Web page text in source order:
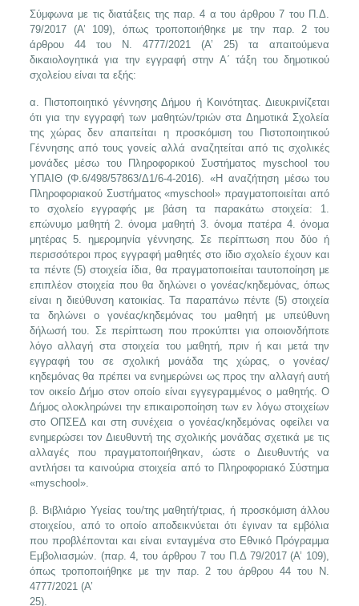
Σύμφωνα με τις διατάξεις της παρ. 4 α του άρθρου 7 του Π.Δ.
79/2017 (Α’ 109), όπως τροποποιήθηκε με την παρ. 2 του
άρθρου 44 του Ν. 4777/2021 (Α’ 25) τα απαιτούμενα
δικαιολογητικά για την εγγραφή στην Α΄ τάξη του δημοτικού
σχολείου είναι τα εξής:
α. Πιστοποιητικό γέννησης Δήμου ή Κοινότητας. Διευκρινίζεται
ότι για την εγγραφή των μαθητών/τριών στα Δημοτικά Σχολεία
της χώρας δεν απαιτείται η προσκόμιση του Πιστοποιητικού
Γέννησης από τους γονείς αλλά αναζητείται από τις σχολικές
μονάδες μέσω του Πληροφορικού Συστήματος myschool του
ΥΠΑΙΘ (Φ.6/498/57863/Δ1/6-4-2016). «Η αναζήτηση μέσω του
Πληροφοριακού Συστήματος «myschool» πραγματοποιείται από
το σχολείο εγγραφής με βάση τα παρακάτω στοιχεία: 1.
επώνυμο μαθητή 2. όνομα μαθητή 3. όνομα πατέρα 4. όνομα
μητέρας 5. ημερομηνία γέννησης. Σε περίπτωση που δύο ή
περισσότεροι προς εγγραφή μαθητές στο ίδιο σχολείο έχουν και
τα πέντε (5) στοιχεία ίδια, θα πραγματοποιείται ταυτοποίηση με
επιπλέον στοιχεία που θα δηλώνει ο γονέας/κηδεμόνας, όπως
είναι η διεύθυνση κατοικίας. Τα παραπάνω πέντε (5) στοιχεία
τα δηλώνει ο γονέας/κηδεμόνας του μαθητή με υπεύθυνη
δήλωσή του. Σε περίπτωση που προκύπτει για οποιονδήποτε
λόγο αλλαγή στα στοιχεία του μαθητή, πριν ή και μετά την
εγγραφή του σε σχολική μονάδα της χώρας, ο γονέας/
κηδεμόνας θα πρέπει να ενημερώνει ως προς την αλλαγή αυτή
τον οικείο Δήμο στον οποίο είναι εγγεγραμμένος ο μαθητής. Ο
Δήμος ολοκληρώνει την επικαιροποίηση των εν λόγω στοιχείων
στο ΟΠΣΕΔ και στη συνέχεια ο γονέας/κηδεμόνας οφείλει να
ενημερώσει τον Διευθυντή της σχολικής μονάδας σχετικά με τις
αλλαγές που πραγματοποιήθηκαν, ώστε ο Διευθυντής να
αντλήσει τα καινούρια στοιχεία από το Πληροφοριακό Σύστημα
«myschool».
β. Βιβλιάριο Υγείας του/της μαθητή/τριας, ή προσκόμιση άλλου
στοιχείου, από το οποίο αποδεικνύεται ότι έγιναν τα εμβόλια
που προβλέπονται και είναι ενταγμένα στο Εθνικό Πρόγραμμα
Εμβολιασμών. (παρ. 4, του άρθρου 7 του Π.Δ 79/2017 (Α’ 109),
όπως τροποποιήθηκε με την παρ. 2 του άρθρου 44 του Ν.
4777/2021 (Α’
25).